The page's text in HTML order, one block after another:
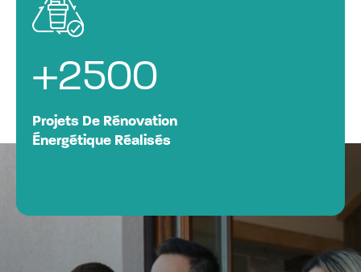
+2500
Projets De Rénovation
Énergétique Réalisés